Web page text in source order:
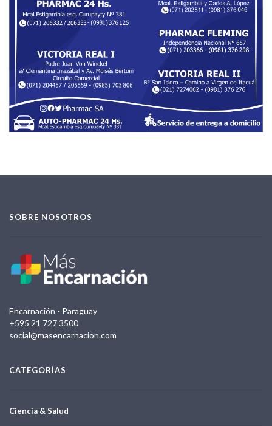
SOBRE NOSOTROS
Encarnación - Paraguay
+595 21 727 3500
social@masencarnacion.com
CATEGORÍAS
Ciencia & Salud